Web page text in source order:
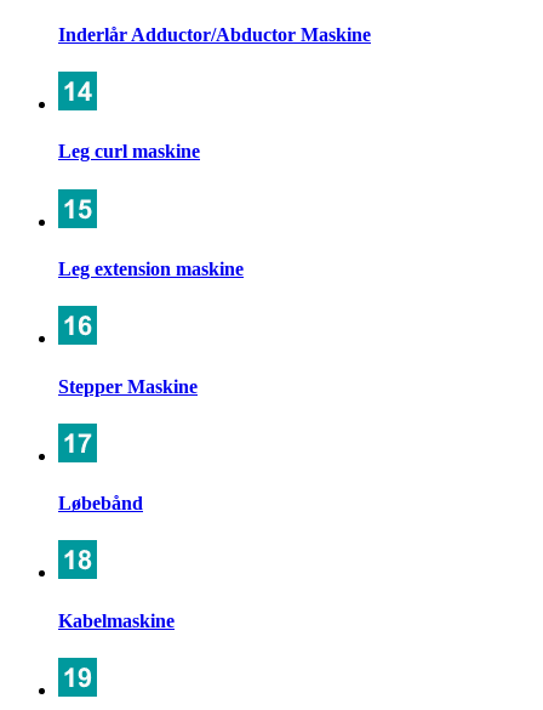
Inderlår Adductor/Abductor Maskine
Leg curl maskine
Leg extension maskine
Stepper Maskine
Løbebånd
Kabelmaskine